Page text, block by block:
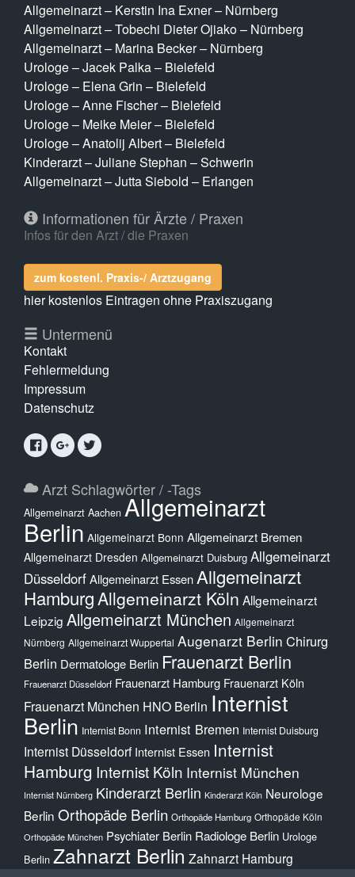
Allgemeinarzt – Kerstin Ina Exner – Nürnberg
Allgemeinarzt – Tobechi Dieter Ojiako – Nürnberg
Allgemeinarzt – Marina Becker – Nürnberg
Urologe – Jacek Palka – Bielefeld
Urologe – Elena Grin – Bielefeld
Urologe – Anne Fischer – Bielefeld
Urologe – Meike Meier – Bielefeld
Urologe – Anatolij Albert – Bielefeld
Kinderarzt – Juliane Stephan – Schwerin
Allgemeinarzt – Jutta Siebold – Erlangen
Informationen für Ärzte / Praxen
Infos für den Arzt / die Praxen
zum kostenl. Praxis-/ Arztzugang
hier kostenlos Eintragen ohne Praxiszugang
Untermenü
Kontakt
Fehlermeldung
Impressum
Datenschutz
Arzt Schlagwörter / -Tags
Allgemeinarzt Aachen Allgemeinarzt
Berlin Allgemeinarzt Bonn Allgemeinarzt Bremen
Allgemeinarzt Dresden Allgemeinarzt Duisburg Allgemeinarzt
DüsseldorfAllgemeinarzt Essen Allgemeinarzt
HamburgAllgemeinarzt Köln Allgemeinarzt
Leipzig Allgemeinarzt München Allgemeinarzt
Nürnberg Allgemeinarzt Wuppertal Augenarzt Berlin Chirurg
Berlin Dermatologe Berlin Frauenarzt Berlin
Frauenarzt Düsseldorf Frauenarzt Hamburg Frauenarzt Köln
Frauenarzt München HNO Berlin Internist
Berlin Internist Bonn Internist Bremen Internist Duisburg
Internist Düsseldorf Internist Essen Internist
Hamburg Internist Köln Internist München
Internist Nürnberg Kinderarzt Berlin Kinderarzt Köln Neurologe
Berlin Orthopäde Berlin Orthopäde Hamburg Orthopäde Köln
Orthopäde München Psychiater Berlin Radiologe Berlin Urologe
Berlin Zahnarzt Berlin Zahnarzt Hamburg